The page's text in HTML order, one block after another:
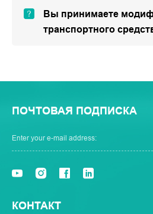
Вы принимаете
транспортного
ПОЧТОВАЯ ПОДПИСКА
КОНТАКТ